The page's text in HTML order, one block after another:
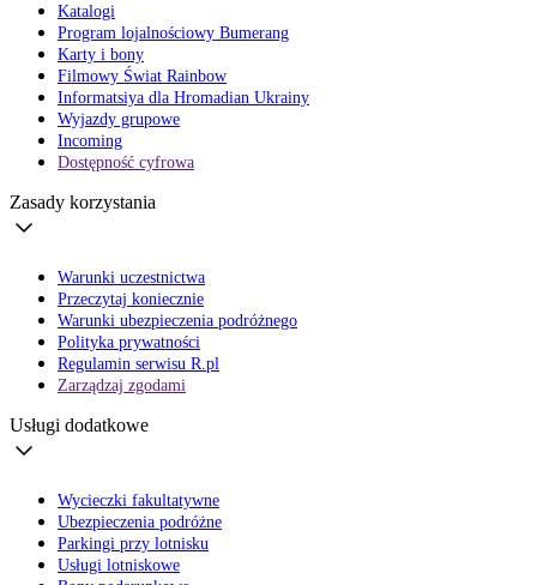
Katalogi
Program lojalnościowy Bumerang
Karty i bony
Filmowy Świat Rainbow
Informatsiya dla Hromadian Ukrainy
Wyjazdy grupowe
Incoming
Dostępność cyfrowa
Zasady korzystania
Warunki uczestnictwa
Przeczytaj koniecznie
Warunki ubezpieczenia podróżnego
Polityka prywatności
Regulamin serwisu R.pl
Zarządzaj zgodami
Usługi dodatkowe
Wycieczki fakultatywne
Ubezpieczenia podróżne
Parkingi przy lotnisku
Usługi lotniskowe